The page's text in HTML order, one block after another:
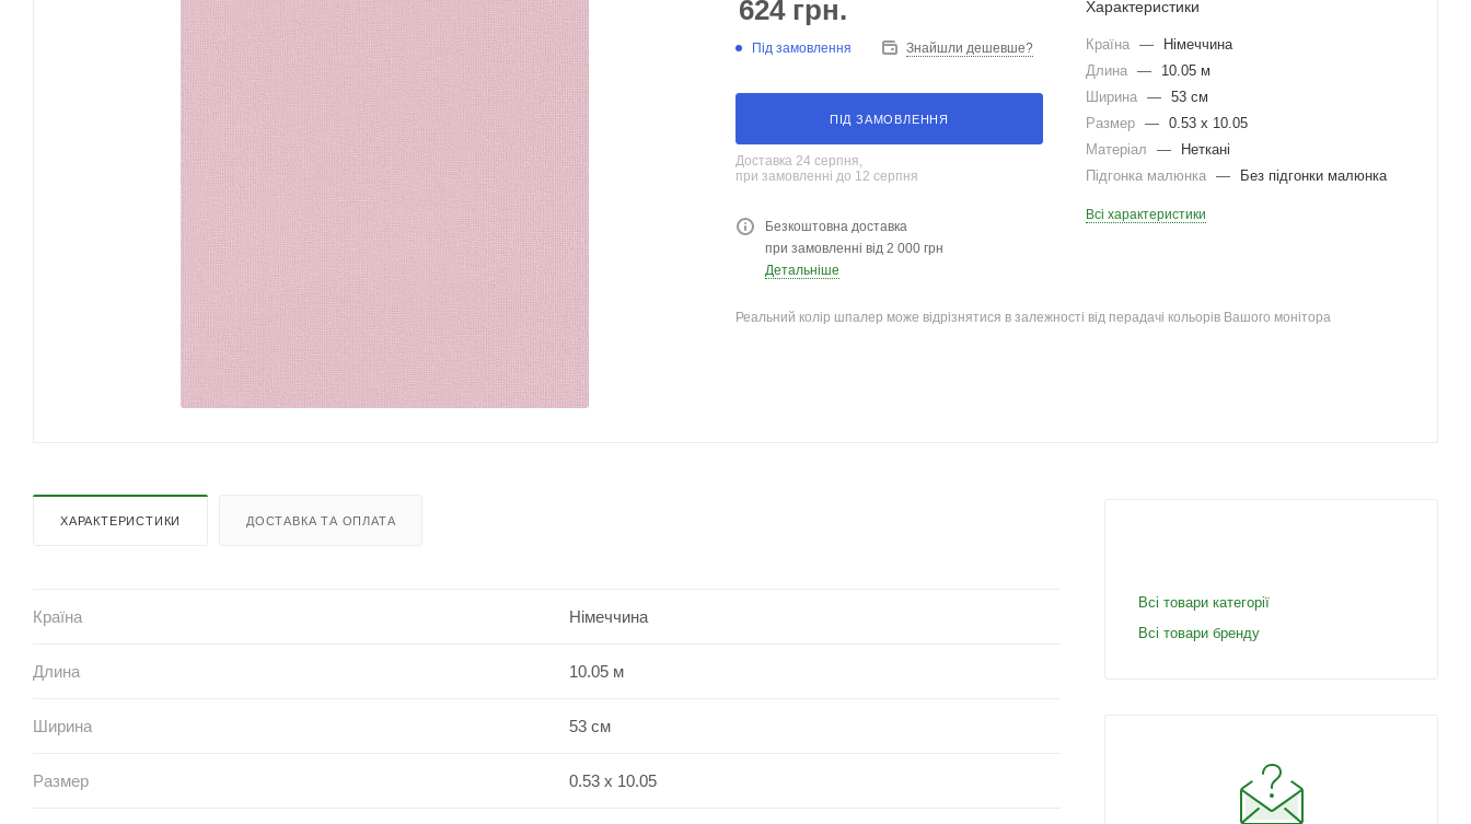
624грн.
Під замовлення Знайшли дешевше?
ПІД ЗАМОВЛЕННЯ
Доставка 24 серпня,
при замовленні до 12 серпня
Безкоштовна доставка
при замовленні від 2 000 грн
Детальніше
Характеристики
Країна —
Німеччина
Длина —
10.05 м
Ширина — 53 см
Размер — 0.53 x 10.05
Матеріал
—
Неткані
Підгонка малюнка — Без підгонки малюнка
Всі характеристики
Реальний колір шпалер може відрізнятися в залежності від перадачі кольорів Вашого монітора
ХАРАКТЕРИСТИКИ ДОСТАВКА ТА ОПЛАТА
Країна Німеччина
Длина 10.05 м
Ширина 53 см
Размер 0.53 x 10.05
Всі товари категорії
Всі товари бренду